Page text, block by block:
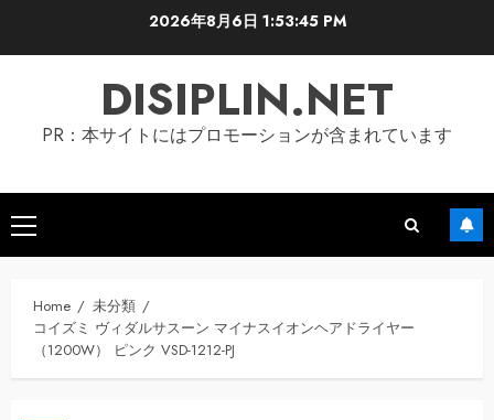
2026年8月6日 1:53:46 PM
DISIPLIN.NET
PR：本サイトにはプロモーションが含まれています
Primary
Menu
Home
未分類
コイズミ ヴィダルサスーン マイナスイオンヘアドライヤー
（1200W） ピンク VSD-1212-PJ